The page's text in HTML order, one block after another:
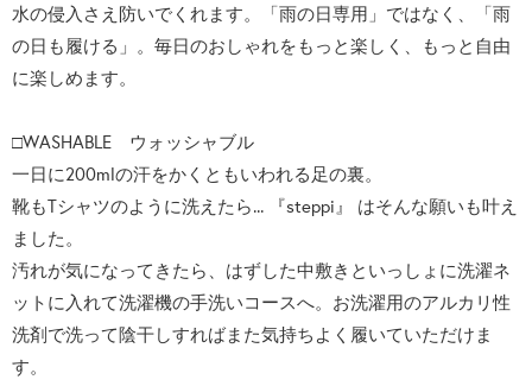
水の侵入さえ防いでくれます。「雨の日専用」ではなく、「雨
の日も履ける」。毎日のおしゃれをもっと楽しく、もっと自由
に楽しめます。
□WASHABLE ウォッシャブル
一日に200mlの汗をかくともいわれる足の裏。
靴もTシャツのように洗えたら... 『steppi』 はそんな願いも叶え
ました。
汚れが気になってきたら、はずした中敷きといっしょに洗濯ネ
ットに入れて洗濯機の手洗いコースへ。お洗濯用のアルカリ性
洗剤で洗って陰干しすればまた気持ちよく履いていただけま
す。